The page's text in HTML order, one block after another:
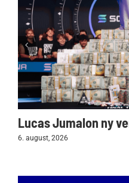
Lucas Jumalon ny
6. august, 2026